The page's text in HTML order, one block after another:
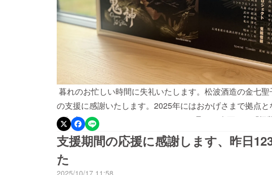
暮れのお忙しい時間に失礼いたします。松波酒造の金七
の支援に感謝いたします。2025年にはおかげさまで拠点
が無事にスタートしました。リターン品にも企画した「
レート芳名板」が店舗に届きました。黒と銀の2色あり、
うにします。2025年度中にご報告ができました。☆新年は
新酒もできたり、いろんな取り組みも少しずつスタートし
支援期間の応援に感謝します、昨日
た